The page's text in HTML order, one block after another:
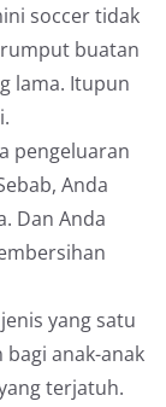
soccer tidak
buatan
lama. Itupun
pengeluaran
Anda
Dan Anda
yang satu
anak-anak
terjatuh.